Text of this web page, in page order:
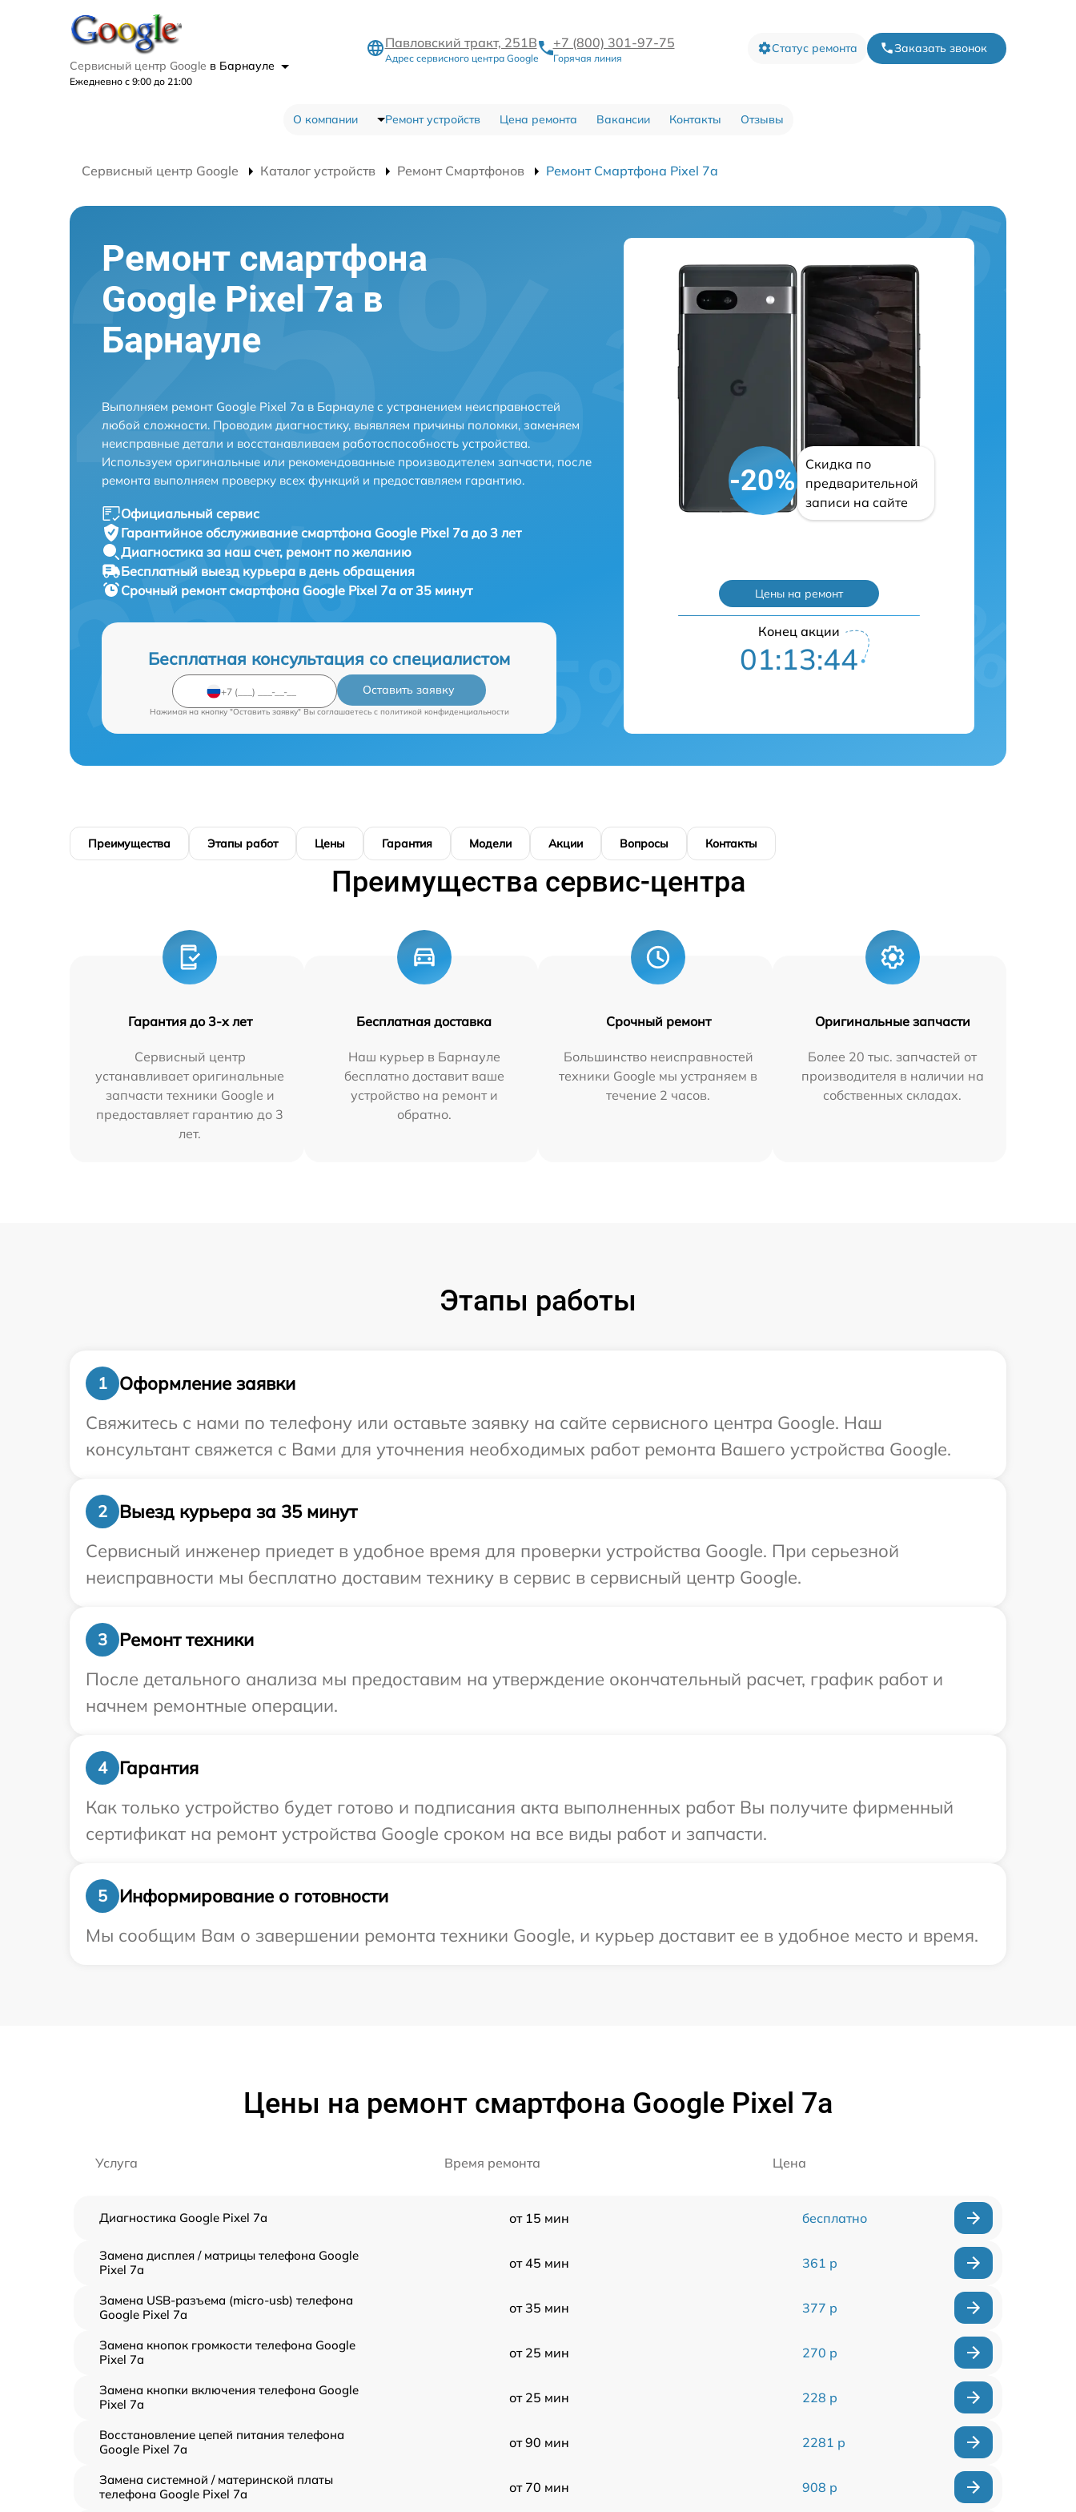
Сервисный центр Google в Барнауле
Ежедневно с 9:00 до 21:00
Павловский тракт, 251В
Адрес сервисного центра Google
+7 (800) 301-97-75
Горячая линия
Статус ремонта Заказать звонок
О компании Ремонт устройств Цена ремонта Вакансии Контакты Отзывы
Сервисный центр Google Каталог устройств Ремонт Смартфонов Ремонт Смартфона Pixel 7a
Ремонт смартфона
Google Pixel 7a в
Барнауле
Выполняем ремонт Google Pixel 7a в Барнауле с устранением неисправностей
любой сложности. Проводим диагностику, выявляем причины поломки, заменяем
неисправные детали и восстанавливаем работоспособность устройства.
Используем оригинальные или рекомендованные производителем запчасти, после
ремонта выполняем проверку всех функций и предоставляем гарантию.
Официальный сервис
Гарантийное обслуживание смартфона Google Pixel 7a до 3 лет
Диагностика за наш счет, ремонт по желанию
Бесплатный выезд курьера в день обращения
Срочный ремонтсмартфона Google Pixel 7a от 35 минут
Бесплатная консультация со специалистом
Оставить заявку
Нажимая на кнопку "Оставить заявку" Вы соглашаетесь c политикой конфиденциальности
-20%
Скидка по
предварительной
записи на сайте
Цены на ремонт
Конец акции
01:13:43
Преимущества Этапы работ Цены Гарантия Модели Акции Вопросы Контакты
Преимущества сервис-центра
Гарантия до 3-х лет
Сервисный центр
устанавливает оригинальные
запчасти техники Google и
предоставляет гарантию до 3
лет.
Бесплатная доставка
Наш курьер в Барнауле
бесплатно доставит ваше
устройство на ремонт и
обратно.
Срочный ремонт
Большинство неисправностей
техники Google мы устраняем в
течение 2 часов.
Оригинальные запчасти
Более 20 тыс. запчастей от
производителя в наличии на
собственных складах.
Этапы работы
1
Оформление заявки
Свяжитесь с нами по телефону или оставьте заявку на сайте сервисного центра Google. Наш
консультант свяжется с Вами для уточнения необходимых работ ремонта Вашего устройства Google.
2
Выезд курьера за 35 минут
Сервисный инженер приедет в удобное время для проверки устройства Google. При серьезной
неисправности мы бесплатно доставим технику в сервис в сервисный центр Google.
3
Ремонт техники
После детального анализа мы предоставим на утверждение окончательный расчет, график работ и
начнем ремонтные операции.
4
Гарантия
Как только устройство будет готово и подписания акта выполненных работ Вы получите фирменный
сертификат на ремонт устройства Google сроком на все виды работ и запчасти.
5
Информирование о готовности
Мы сообщим Вам о завершении ремонта техники Google, и курьер доставит ее в удобное место и время.
Цены на ремонт смартфона Google Pixel 7a
Услуга Время ремонта Цена
Диагностика Google Pixel 7a от 15 мин бесплатно
Замена дисплея / матрицы телефона Google
Pixel 7a
от 45 мин 361 р
Замена USB-разъема (micro-usb) телефона
Google Pixel 7a
от 35 мин 377 р
Замена кнопок громкости телефона Google
Pixel 7a
от 25 мин 270 р
Замена кнопки включения телефона Google
Pixel 7a
от 25 мин 228 р
Восстановление цепей питания телефона
Google Pixel 7a
от 90 мин 2281 р
Замена системной / материнской платы
телефона Google Pixel 7a
от 70 мин 908 р